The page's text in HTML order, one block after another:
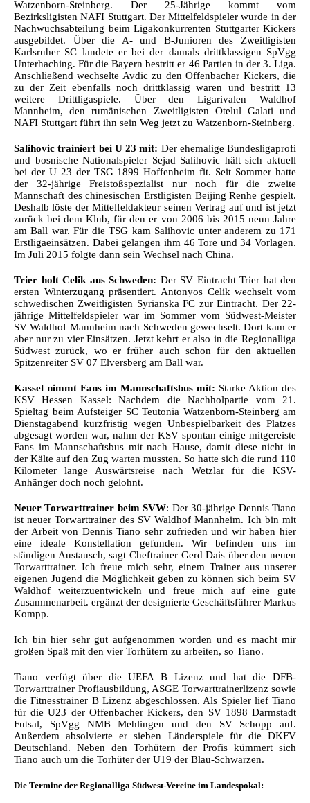
Watzenborn-Steinberg. Der 25-Jährige kommt vom
Bezirksligisten NAFI Stuttgart. Der Mittelfeldspieler wurde in der
Nachwuchsabteilung beim Ligakonkurrenten Stuttgarter Kickers
ausgebildet. Über die A- und B-Junioren des Zweitligisten
Karlsruher SC landete er bei der damals drittklassigen SpVgg
Unterhaching. Für die Bayern bestritt er 46 Partien in der 3. Liga.
Anschließend wechselte Avdic zu den Offenbacher Kickers, die
zu der Zeit ebenfalls noch drittklassig waren und bestritt 13
weitere Drittligaspiele. Über den Ligarivalen Waldhof
Mannheim, den rumänischen Zweitligisten Otelul Galati und
NAFI Stuttgart führt ihn sein Weg jetzt zu Watzenborn-Steinberg.
Salihovic trainiert bei U 23 mit: Der ehemalige Bundesligaprofi
und bosnische Nationalspieler Sejad Salihovic hält sich aktuell
bei der U 23 der TSG 1899 Hoffenheim fit. Seit Sommer hatte
der 32-jährige Freistoßspezialist nur noch für die zweite
Mannschaft des chinesischen Erstligisten Beijing Renhe gespielt.
Deshalb löste der Mittelfeldakteur seinen Vertrag auf und ist jetzt
zurück bei dem Klub, für den er von 2006 bis 2015 neun Jahre
am Ball war. Für die TSG kam Salihovic unter anderem zu 171
Erstligaeinsätzen. Dabei gelangen ihm 46 Tore und 34 Vorlagen.
Im Juli 2015 folgte dann sein Wechsel nach China.
Trier holt Celik aus Schweden: Der SV Eintracht Trier hat den
ersten Winterzugang präsentiert. Antonyos Celik wechselt vom
schwedischen Zweitligisten Syrianska FC zur Eintracht. Der 22-
jährige Mittelfeldspieler war im Sommer vom Südwest-Meister
SV Waldhof Mannheim nach Schweden gewechselt. Dort kam er
aber nur zu vier Einsätzen. Jetzt kehrt er also in die Regionalliga
Südwest zurück, wo er früher auch schon für den aktuellen
Spitzenreiter SV 07 Elversberg am Ball war.
Kassel nimmt Fans im Mannschaftsbus mit: Starke Aktion des
KSV Hessen Kassel: Nachdem die Nachholpartie vom 21.
Spieltag beim Aufsteiger SC Teutonia Watzenborn-Steinberg am
Dienstagabend kurzfristig wegen Unbespielbarkeit des Platzes
abgesagt worden war, nahm der KSV spontan einige mitgereiste
Fans im Mannschaftsbus mit nach Hause, damit diese nicht in
der Kälte auf den Zug warten mussten. So hatte sich die rund 110
Kilometer lange Auswärtsreise nach Wetzlar für die KSV-
Anhänger doch noch gelohnt.
Neuer Torwarttrainer beim SVW: Der 30-jährige Dennis Tiano
ist neuer Torwarttrainer des SV Waldhof Mannheim. Ich bin mit
der Arbeit von Dennis Tiano sehr zufrieden und wir haben hier
eine ideale Konstellation gefunden. Wir befinden uns im
ständigen Austausch, sagt Cheftrainer Gerd Dais über den neuen
Torwarttrainer. Ich freue mich sehr, einem Trainer aus unserer
eigenen Jugend die Möglichkeit geben zu können sich beim SV
Waldhof weiterzuentwickeln und freue mich auf eine gute
Zusammenarbeit. ergänzt der designierte Geschäftsführer Markus
Kompp.
Ich bin hier sehr gut aufgenommen worden und es macht mir
großen Spaß mit den vier Torhütern zu arbeiten, so Tiano.
Tiano verfügt über die UEFA B Lizenz und hat die DFB-
Torwarttrainer Profiausbildung, ASGE Torwarttrainerlizenz sowie
die Fitnesstrainer B Lizenz abgeschlossen. Als Spieler lief Tiano
für die U23 der Offenbacher Kickers, den SV 1898 Darmstadt
Futsal, SpVgg NMB Mehlingen und den SV Schopp auf.
Außerdem absolvierte er sieben Länderspiele für die DKFV
Deutschland. Neben den Torhütern der Profis kümmert sich
Tiano auch um die Torhüter der U19 der Blau-Schwarzen.
Die Termine der Regionalliga Südwest-Vereine im Landespokal: